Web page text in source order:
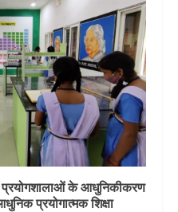
प्रयोगशालाओं के आधुनिकीकरण
प्रयोगात्मक शिक्षा